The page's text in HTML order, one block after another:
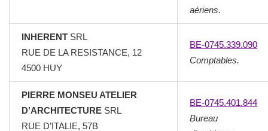
aériens.
INHERENT SRL
RUE DE LA RESISTANCE, 12
4500 HUY
BE-0745.339.090
Comptables.
PIERRE MONSEU ATELIER
D’ARCHITECTURE SRL
RUE D’ITALIE, 57B
BE-0745.401.844
Bureau